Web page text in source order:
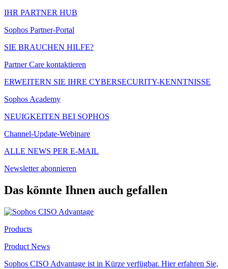
IHR PARTNER HUB
Sophos Partner-Portal
SIE BRAUCHEN HILFE?
Partner Care kontaktieren
ERWEITERN SIE IHRE CYBERSECURITY-KENNTNISSE
Sophos Academy
NEUIGKEITEN BEI SOPHOS
Channel-Update-Webinare
ALLE NEWS PER E-MAIL
Newsletter abonnieren
Das könnte Ihnen auch gefallen
Products
Product News
Sophos CISO Advantage ist in Kürze verfügbar. Hier erfahren Sie,